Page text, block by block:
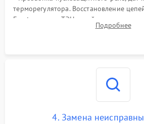
терморегулятора. Восстановление
Frost, включая ТЭН оттайки и
платы управления при сбоях
Подробнее
4. Замена